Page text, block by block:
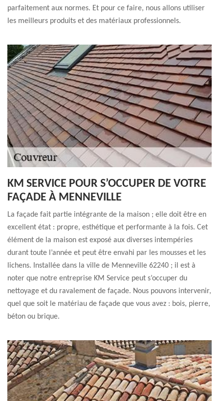
parfaitement aux normes. Et pour ce faire, nous allons utiliser
les meilleurs produits et des matériaux professionnels.
KM SERVICE POUR S’OCCUPER DE VOTRE
FAÇADE À MENNEVILLE
La façade fait partie intégrante de la maison ; elle doit être en
excellent état : propre, esthétique et performante à la fois. Cet
élément de la maison est exposé aux diverses intempéries
durant toute l’année et peut être envahi par les mousses et les
lichens. Installée dans la ville de Menneville 62240 ; il est à
noter que notre entreprise KM Service peut s’occuper du
nettoyage et du ravalement de façade. Nous pouvons intervenir,
quel que soit le matériau de façade que vous avez : bois, pierre,
béton ou brique.